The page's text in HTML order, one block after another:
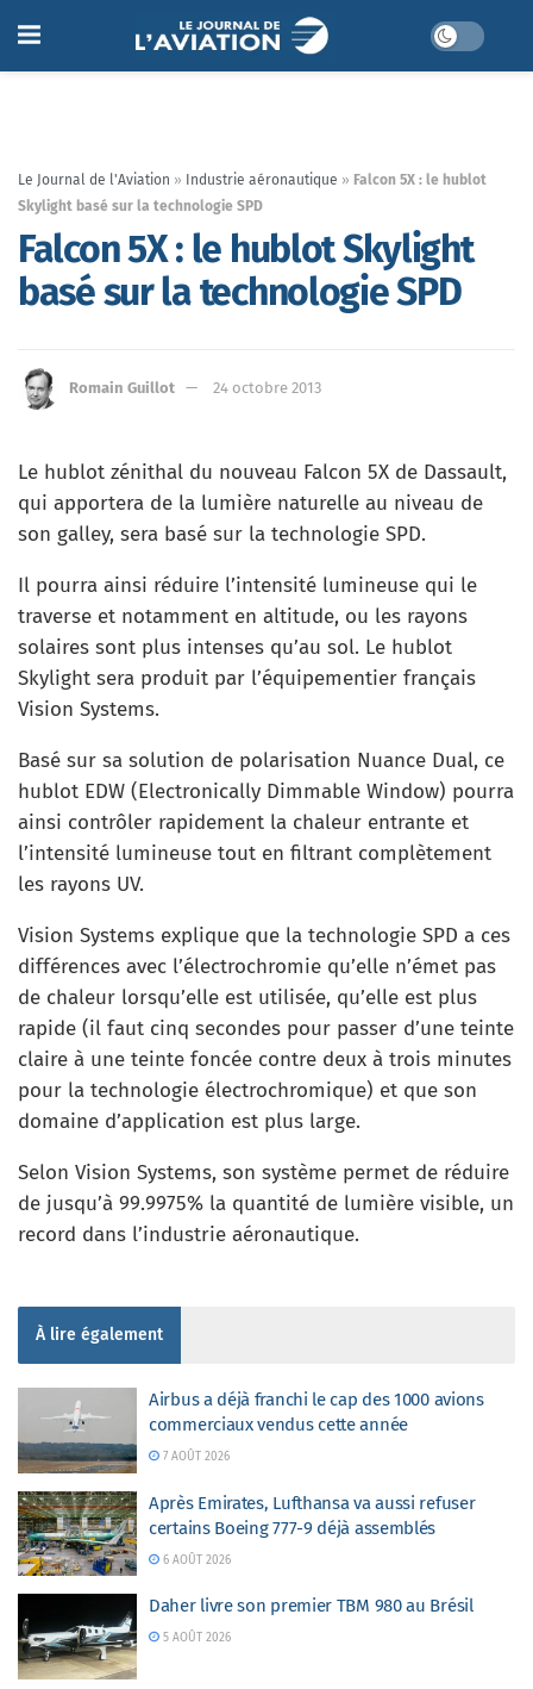
Le Journal de l'Aviation » Industrie aéronautique » Falcon 5X : le hublot
Skylight basé sur la technologie SPD
Falcon 5X : le hublot Skylight
basé sur la technologie SPD
Romain Guillot 24 octobre 2013
Le hublot zénithal du nouveau Falcon 5X de Dassault,
qui apportera de la lumière naturelle au niveau de
son galley, sera basé sur la technologie SPD.
Il pourra ainsi réduire l’intensité lumineuse qui le
traverse et notamment en altitude, ou les rayons
solaires sont plus intenses qu’au sol. Le hublot
Skylight sera produit par l’équipementier français
Vision Systems.
Basé sur sa solution de polarisation Nuance Dual, ce
hublot EDW (Electronically Dimmable Window) pourra
ainsi contrôler rapidement la chaleur entrante et
l’intensité lumineuse tout en filtrant complètement
les rayons UV.
Vision Systems explique que la technologie SPD a ces
différences avec l’électrochromie qu’elle n’émet pas
de chaleur lorsqu’elle est utilisée, qu’elle est plus
rapide (il faut cinq secondes pour passer d’une teinte
claire à une teinte foncée contre deux à trois minutes
pour la technologie électrochromique) et que son
domaine d’application est plus large.
Selon Vision Systems, son système permet de réduire
de jusqu’à 99.9975% la quantité de lumière visible, un
record dans l’industrie aéronautique.
À lire également
Airbus a déjà franchi le cap des 1000 avions
commerciaux vendus cette année
7 AOÛT 2026
Après Emirates, Lufthansa va aussi refuser
certains Boeing 777-9 déjà assemblés
6 AOÛT 2026
Daher livre son premier TBM 980 au Brésil
5 AOÛT 2026